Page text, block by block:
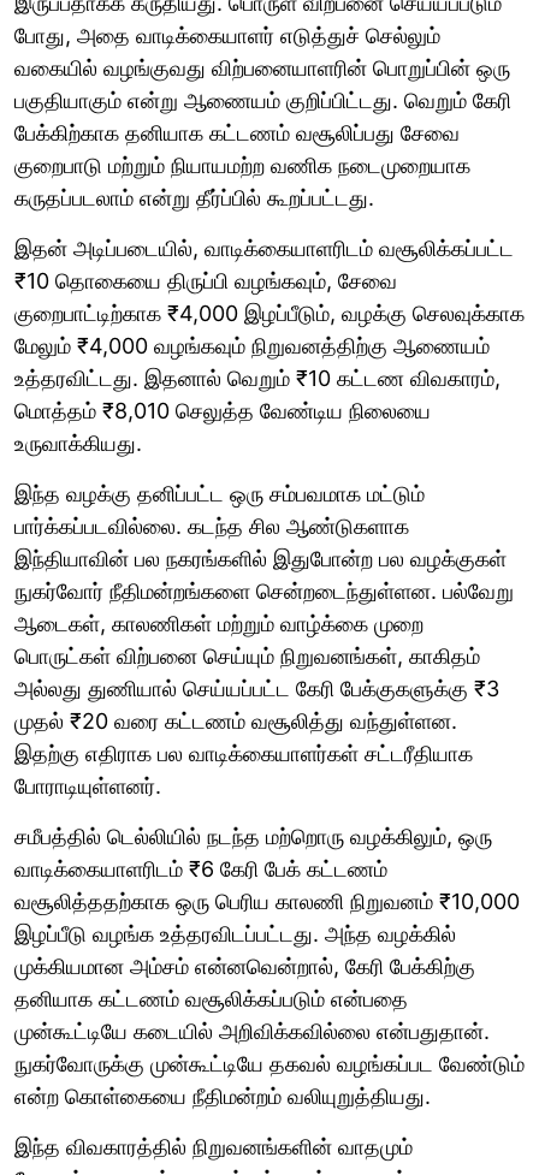
போது, அதை வாடிக்கையாளர் எடுத்துச் செல்லும்
வகையில் வழங்குவது விற்பனையாளரின் பொறுப்பின் ஒரு
பகுதியாகும் என்று ஆணையம் குறிப்பிட்டது. வெறும் கேரி
பேக்கிற்காக தனியாக கட்டணம் வசூலிப்பது சேவை
குறைபாடு மற்றும் நியாயமற்ற வணிக நடைமுறையாக
கருதப்படலாம் என்று தீர்ப்பில் கூறப்பட்டது.
இதன் அடிப்படையில், வாடிக்கையாளரிடம் வசூலிக்கப்பட்ட
₹10 தொகையை திருப்பி வழங்கவும், சேவை
குறைபாட்டிற்காக ₹4,000 இழப்பீடும், வழக்கு செலவுக்காக
மேலும் ₹4,000 வழங்கவும் நிறுவனத்திற்கு ஆணையம்
உத்தரவிட்டது. இதனால் வெறும் ₹10 கட்டண விவகாரம்,
மொத்தம் ₹8,010 செலுத்த வேண்டிய நிலையை
உருவாக்கியது.
இந்த வழக்கு தனிப்பட்ட ஒரு சம்பவமாக மட்டும்
பார்க்கப்படவில்லை. கடந்த சில ஆண்டுகளாக
இந்தியாவின் பல நகரங்களில் இதுபோன்ற பல வழக்குகள்
நுகர்வோர் நீதிமன்றங்களை சென்றடைந்துள்ளன. பல்வேறு
ஆடைகள், காலணிகள் மற்றும் வாழ்க்கை முறை
பொருட்கள் விற்பனை செய்யும் நிறுவனங்கள், காகிதம்
அல்லது துணியால் செய்யப்பட்ட கேரி பேக்குகளுக்கு ₹3
முதல் ₹20 வரை கட்டணம் வசூலித்து வந்துள்ளன.
இதற்கு எதிராக பல வாடிக்கையாளர்கள் சட்டரீதியாக
போராடியுள்ளனர்.
சமீபத்தில் டெல்லியில் நடந்த மற்றொரு வழக்கிலும், ஒரு
வாடிக்கையாளரிடம் ₹6 கேரி பேக் கட்டணம்
வசூலித்ததற்காக ஒரு பெரிய காலணி நிறுவனம் ₹10,000
இழப்பீடு வழங்க உத்தரவிடப்பட்டது. அந்த வழக்கில்
முக்கியமான அம்சம் என்னவென்றால், கேரி பேக்கிற்கு
தனியாக கட்டணம் வசூலிக்கப்படும் என்பதை
முன்கூட்டியே கடையில் அறிவிக்கவில்லை என்பதுதான்.
நுகர்வோருக்கு முன்கூட்டியே தகவல் வழங்கப்பட வேண்டும்
என்ற கொள்கையை நீதிமன்றம் வலியுறுத்தியது.
இந்த விவகாரத்தில் நிறுவனங்களின் வாதமும்